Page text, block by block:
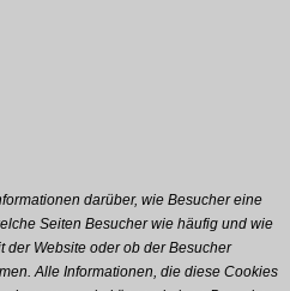
darüber, wie Besucher eine
Seiten Besucher wie häufig und wie
der Website oder ob der Besucher
Alle Informationen, die diese Cookies